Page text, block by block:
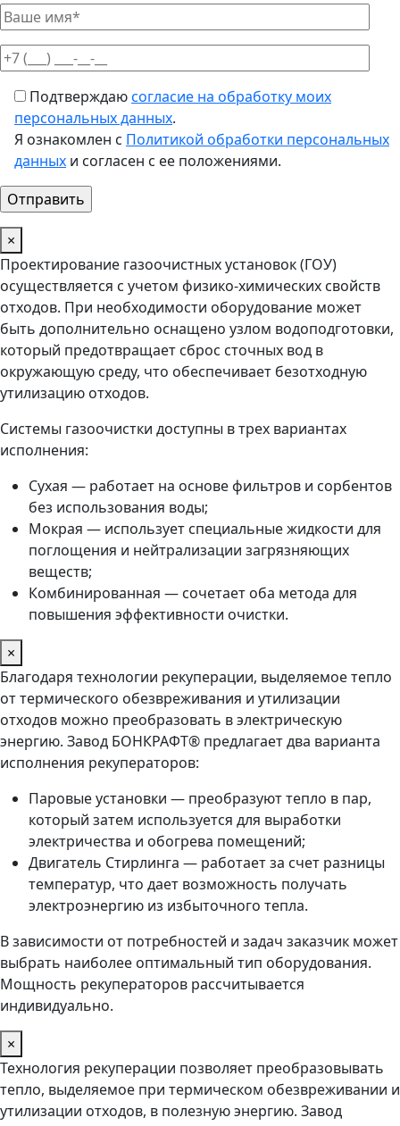
Подтверждаюсогласие на обработку моих
персональных данных.
Я ознакомлен с Политикой обработки персональных
данных и согласен с ее положениями.
×
Проектирование газоочистных установок (ГОУ)
осуществляется с учетом физико-химических свойств
отходов. При необходимости оборудование может
быть дополнительно оснащено узлом водоподготовки,
который предотвращает сброс сточных вод в
окружающую среду, что обеспечивает безотходную
утилизацию отходов.
Системы газоочистки доступны в трех вариантах
исполнения:
Сухая — работает на основе фильтров и сорбентов
без использования воды;
Мокрая — использует специальные жидкости для
поглощения и нейтрализации загрязняющих
веществ;
Комбинированная — сочетает оба метода для
повышения эффективности очистки.
×
Благодаря технологии рекуперации, выделяемое тепло
от термического обезвреживания и утилизации
отходов можно преобразовать в электрическую
энергию. Завод БОНКРАФТ® предлагает два варианта
исполнения рекуператоров:
Паровые установки — преобразуют тепло в пар,
который затем используется для выработки
электричества и обогрева помещений;
Двигатель Стирлинга — работает за счет разницы
температур, что дает возможность получать
электроэнергию из избыточного тепла.
В зависимости от потребностей и задач заказчик может
выбрать наиболее оптимальный тип оборудования.
Мощность рекуператоров рассчитывается
индивидуально.
×
Технология рекуперации позволяет преобразовывать
тепло, выделяемое при термическом обезвреживании и
утилизации отходов, в полезную энергию. Завод